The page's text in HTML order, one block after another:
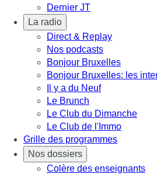
Dernier JT
La radio
Direct & Replay
Nos podcasts
Bonjour Bruxelles
Bonjour Bruxelles: les
Il y a du Neuf
Le Brunch
Le Club du Dimanche
Le Club de l'Immo
Grille des programmes
Nos dossiers
Colère des enseignants